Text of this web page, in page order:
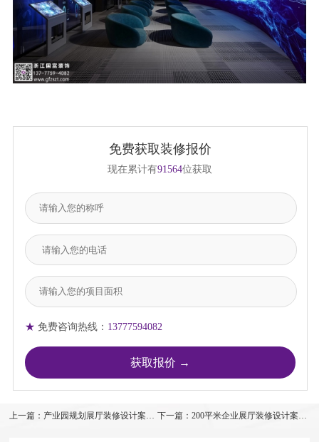
免费获取装修报价
现在累计有91564位获取
★免费咨询热线： 13777594082
上一篇：产业园规划展厅装修设计案例 下一篇：200平米企业展厅装修设计案例